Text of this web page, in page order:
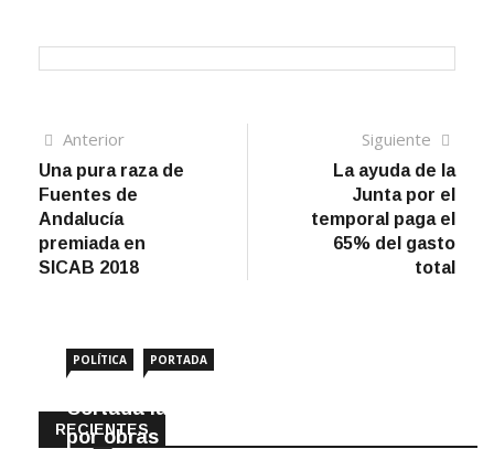
Navegación
de
entradas
AnteriorArtículo
anterior
Una pura raza de
Fuentes de
Andalucía
premiada en
SICAB 2018
Siguiente
La ayuda de la
Junta por el
temporal paga el
65% del gasto
total
RECIENTES
POLÍTICA PORTADA
Cortada la SE-9105 hacia La Montiela
por obras hasta final de año